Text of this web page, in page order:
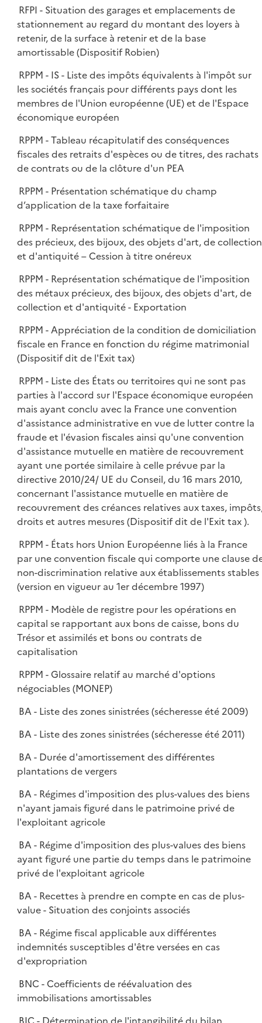
RFPI - Situation des garages et emplacements de
stationnement au regard du montant des loyers à
retenir, de la surface à retenir et de la base
amortissable (Dispositif Robien)
RPPM - IS - Liste des impôts équivalents à l'impôt sur
les sociétés français pour différents pays dont les
membres de l'Union européenne (UE) et de l'Espace
économique européen
RPPM - Tableau récapitulatif des conséquences
fiscales des retraits d'espèces ou de titres, des rachats
de contrats ou de la clôture d'un PEA
RPPM - Présentation schématique du champ
d’application de la taxe forfaitaire
RPPM - Représentation schématique de l'imposition
des précieux, des bijoux, des objets d'art, de collection
et d'antiquité – Cession à titre onéreux
RPPM - Représentation schématique de l'imposition
des métaux précieux, des bijoux, des objets d'art, de
collection et d'antiquité - Exportation
RPPM - Appréciation de la condition de domiciliation
fiscale en France en fonction du régime matrimonial
(Dispositif dit de l'Exit tax)
RPPM - Liste des États ou territoires qui ne sont pas
parties à l'accord sur l'Espace économique européen
mais ayant conclu avec la France une convention
d'assistance administrative en vue de lutter contre la
fraude et l'évasion fiscales ainsi qu'une convention
d'assistance mutuelle en matière de recouvrement
ayant une portée similaire à celle prévue par la
directive 2010/24/ UE du Conseil, du 16 mars 2010,
concernant l'assistance mutuelle en matière de
recouvrement des créances relatives aux taxes,
droits et autres mesures (Dispositif dit de l'Exit tax ).
RPPM - États hors Union Européenne liés à la France
par une convention fiscale qui comporte une clause
non-discrimination relative aux établissements stables
(version en vigueur au 1er décembre 1997)
RPPM - Modèle de registre pour les opérations en
capital se rapportant aux bons de caisse, bons du
Trésor et assimilés et bons ou contrats de
capitalisation
RPPM - Glossaire relatif au marché d'options
négociables (MONEP)
BA - Liste des zones sinistrées (sécheresse été 2009)
BA - Liste des zones sinistrées (sécheresse été 2011)
BA - Durée d'amortissement des différentes
plantations de vergers
BA - Régimes d'imposition des plus-values des biens
n'ayant jamais figuré dans le patrimoine privé de
l'exploitant agricole
BA - Régime d'imposition des plus-values des biens
ayant figuré une partie du temps dans le patrimoine
privé de l'exploitant agricole
BA - Recettes à prendre en compte en cas de plus-
value - Situation des conjoints associés
BA - Régime fiscal applicable aux différentes
indemnités susceptibles d'être versées en cas
d'expropriation
BNC - Coefficients de réévaluation des
immobilisations amortissables